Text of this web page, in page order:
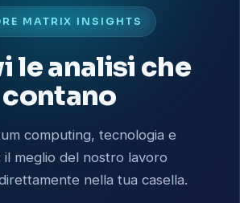
MATRIX INSIGHTS
le analisi che
contano
computing, tecnologia e
il meglio del nostro lavoro
nella tua casella.